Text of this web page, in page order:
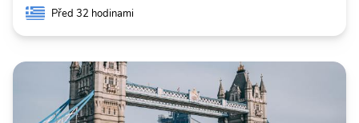
Před 32 hodinami